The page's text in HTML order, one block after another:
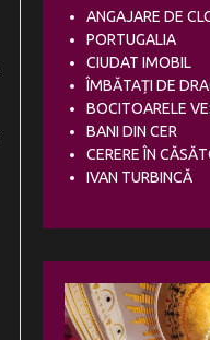
ANGAJARE DE
PORTUGALIA
CIUDAT IMOBIL
ÎMBĂTAȚI DE
BOCITOARELE
BANI DIN CER
CERERE ÎN
IVAN TURBINCĂ